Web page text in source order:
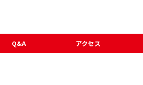
Q&A アクセス